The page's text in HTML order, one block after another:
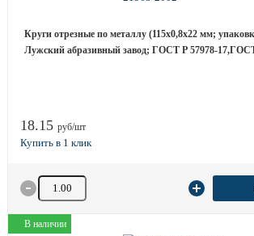
Круги отрезные по металлу (115х0,8х22 мм;
Лужский абразивный завод; ГОСТ Р 57978-
18.15 руб/шт
Количество товара
В наличии